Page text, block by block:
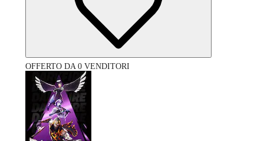
OFFERTO DA 0 VENDITORI